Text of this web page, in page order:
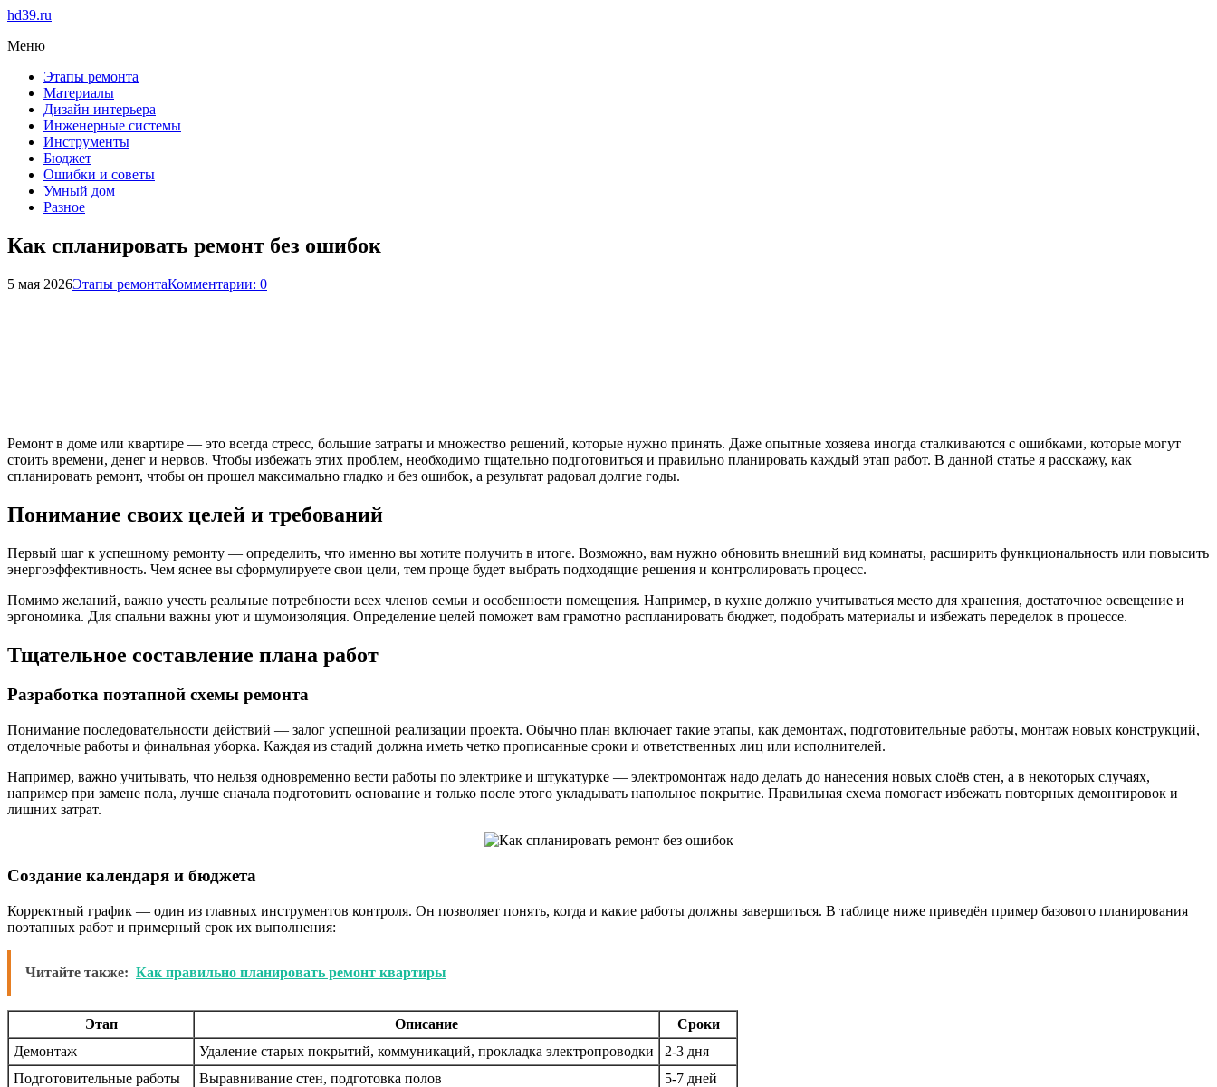
hd39.ru
Меню
Этапы ремонта
Материалы
Дизайн интерьера
Инженерные системы
Инструменты
Бюджет
Ошибки и советы
Умный дом
Разное
Как спланировать ремонт без ошибок
5 мая 2026Этапы ремонтаКомментарии: 0
Ремонт в доме или квартире — это всегда стресс, большие затраты и множество решений, которые нужно принять. Даже опытные хозяева иногда сталкиваются с ошибками, которые могут
стоить времени, денег и нервов. Чтобы избежать этих проблем, необходимо тщательно подготовиться и правильно планировать каждый этап работ. В данной статье я расскажу, как
спланировать ремонт, чтобы он прошел максимально гладко и без ошибок, а результат радовал долгие годы.
Понимание своих целей и требований
Первый шаг к успешному ремонту — определить, что именно вы хотите получить в итоге. Возможно, вам нужно обновить внешний вид комнаты, расширить функциональность или повысить
энергоэффективность. Чем яснее вы сформулируете свои цели, тем проще будет выбрать подходящие решения и контролировать процесс.
Помимо желаний, важно учесть реальные потребности всех членов семьи и особенности помещения. Например, в кухне должно учитываться место для хранения, достаточное освещение и
эргономика. Для спальни важны уют и шумоизоляция. Определение целей поможет вам грамотно распланировать бюджет, подобрать материалы и избежать переделок в процессе.
Тщательное составление плана работ
Разработка поэтапной схемы ремонта
Понимание последовательности действий — залог успешной реализации проекта. Обычно план включает такие этапы, как демонтаж, подготовительные работы, монтаж новых конструкций,
отделочные работы и финальная уборка. Каждая из стадий должна иметь четко прописанные сроки и ответственных лиц или исполнителей.
Например, важно учитывать, что нельзя одновременно вести работы по электрике и штукатурке — электромонтаж надо делать до нанесения новых слоёв стен, а в некоторых случаях,
например при замене пола, лучше сначала подготовить основание и только после этого укладывать напольное покрытие. Правильная схема помогает избежать повторных демонтировок и
лишних затрат.
Создание календаря и бюджета
Корректный график — один из главных инструментов контроля. Он позволяет понять, когда и какие работы должны завершиться. В таблице ниже приведён пример базового планирования
поэтапных работ и примерный срок их выполнения:
Читайте также: Как правильно планировать ремонт квартиры
Этап Описание
Сроки
Демонтаж
Удаление старых покрытий, коммуникаций, прокладка электропроводки
2-3 дня
Подготовительные работы
Выравнивание стен, подготовка полов
5-7 дней